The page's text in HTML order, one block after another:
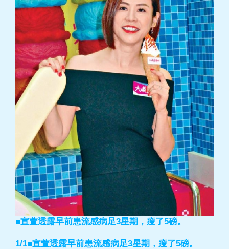
■宣萱透露早前患流感病足3星期，瘦了5磅。
1/1■宣萱透露早前患流感病足3星期，瘦了5磅。